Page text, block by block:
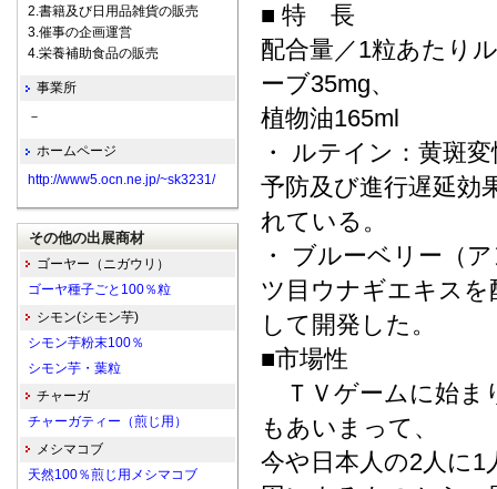
■ 特
配合量／1粒あたり
ーブ35mg、
植物油165ml
・ ルテイン：黄斑
予防及び進行遅延効
れている。
・ ブルーベリー（
ツ目ウナギエキスを
して開発した。
■市場性
ＴＶゲームに始ま
もあいまって、
今や日本人の2人に
2.書籍及び日用品雑貨の販売
3.催事の企画運営
4.栄養補助食品の販売
事業所
－
ホームページ
http://www5.ocn.ne.jp/~sk3231/
その他の出展商材
ゴーヤー（ニガウリ）
ゴーヤ種子ごと100％粒
シモン(シモン芋)
シモン芋粉末100％
シモン芋・葉粒
チャーガ
チャーガティー（煎じ用）
メシマコブ
天然100％煎じ用メシマコブ